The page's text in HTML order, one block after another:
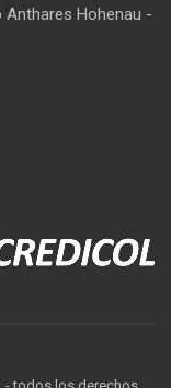
Anthares Hohenau -